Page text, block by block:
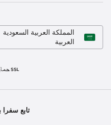
المملكة العربية السعودية
العربية
تابع سفرا